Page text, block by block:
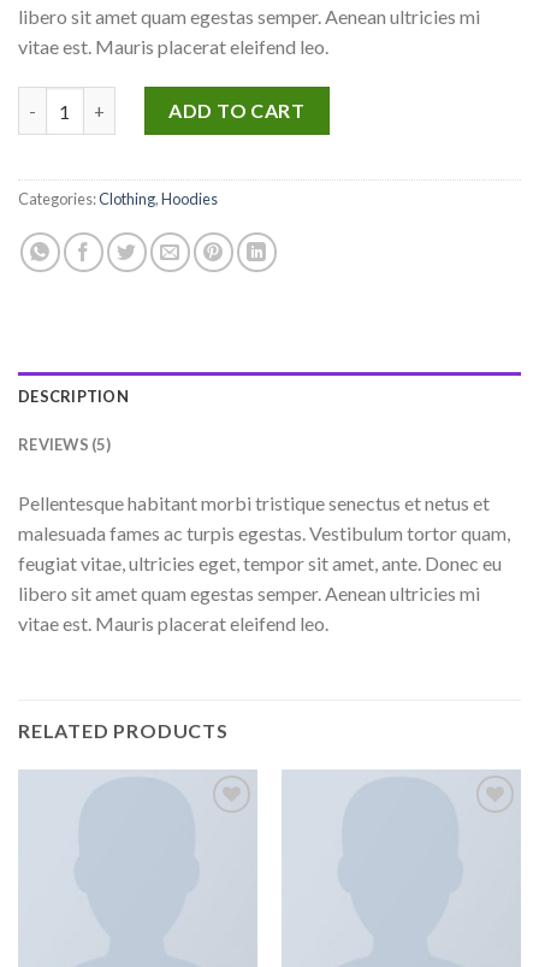
libero sit amet quam egestas semper. Aenean ultricies mi
vitae est. Mauris placerat eleifend leo.
ADD TO CART
Categories:Clothing,Hoodies
DESCRIPTION
REVIEWS (5)
Pellentesque habitant morbi tristique senectus et netus et
malesuada fames ac turpis egestas. Vestibulum tortor quam,
feugiat vitae, ultricies eget, tempor sit amet, ante. Donec eu
libero sit amet quam egestas semper. Aenean ultricies mi
vitae est. Mauris placerat eleifend leo.
RELATED PRODUCTS